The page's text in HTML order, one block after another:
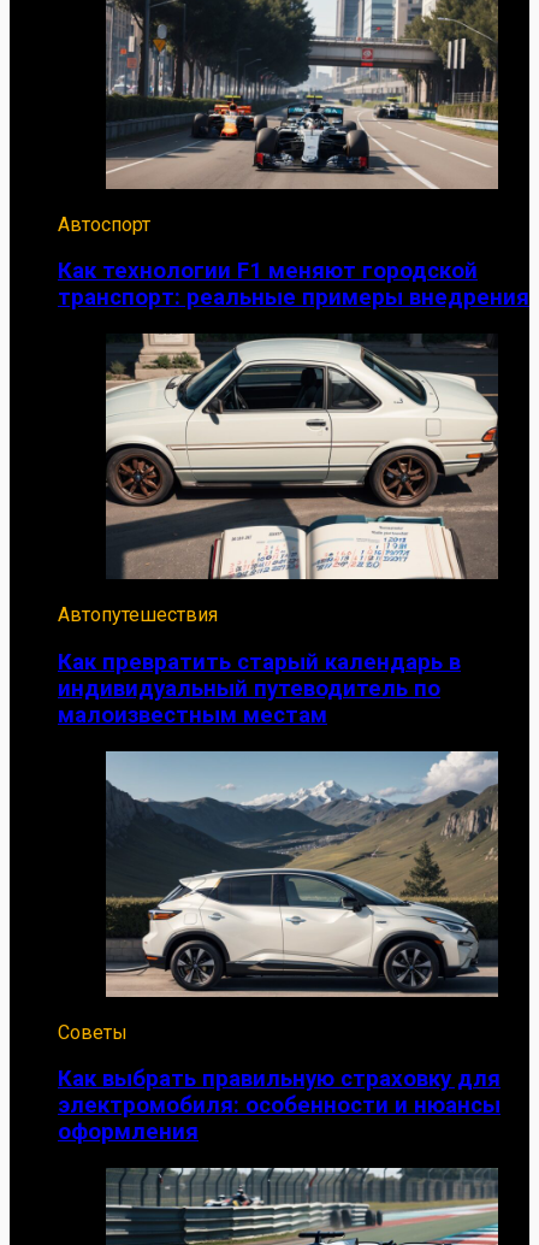
Автоспорт
Как технологии F1 меняют городской
транспорт: реальные примеры внедрения
Автопутешествия
Как превратить старый календарь в
индивидуальный путеводитель по
малоизвестным местам
Советы
Как выбрать правильную страховку для
электромобиля: особенности и нюансы
оформления